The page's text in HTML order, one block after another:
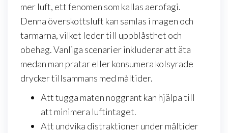
mer luft, ett fenomen som kallas aerofagi.
Denna överskottsluft kan samlas i magen och
tarmarna, vilket leder till uppblåsthet och
obehag. Vanliga scenarier inkluderar att äta
medan man pratar eller konsumera kolsyrade
drycker tillsammans med måltider.
Att tugga maten noggrant kan hjälpa till
att minimera luftintaget.
Att undvika distraktioner under måltider